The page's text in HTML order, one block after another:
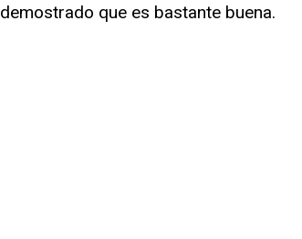
demostrado que es bastante buena.